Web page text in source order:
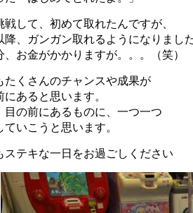
戦して、初めて取れたんですが、
降、ガンガン取れるようになりまし
、お金がかかりますが。。。（笑）
たくさんのチャンスや成果が
にあると思います。
目の前にあるものに、一つ一つ
ていこうと思います。
ステキな一日をお過ごしください